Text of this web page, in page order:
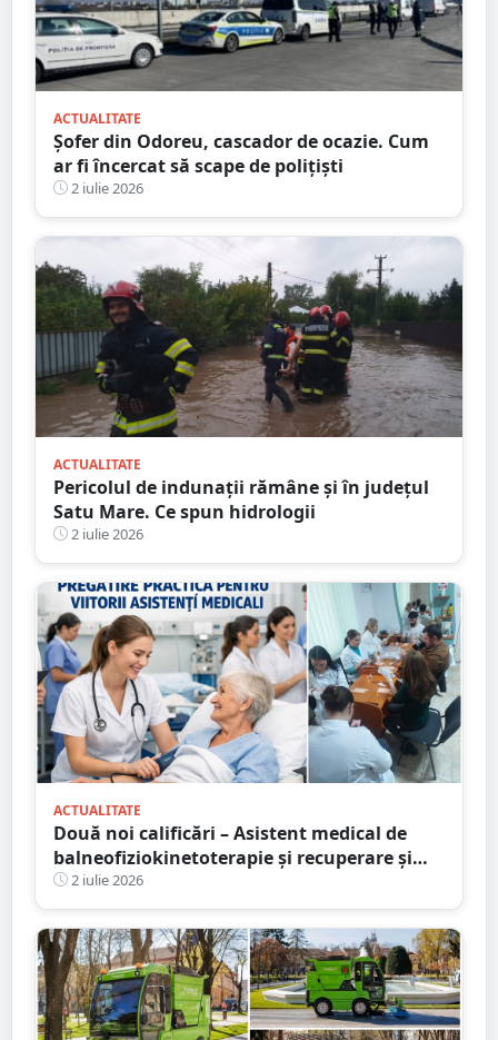
ACTUALITATE
Șofer din Odoreu, cascador de ocazie. Cum
ar fi încercat să scape de polițiști
2 iulie 2026
ACTUALITATE
Pericolul de indunații rămâne și în județul
Satu Mare. Ce spun hidrologii
2 iulie 2026
ACTUALITATE
Două noi calificări – Asistent medical de
balneofiziokinetoterapie și recuperare și
Asistent medical de radiologie – la Școala
Postliceală „Henri Coandă” Satu Mare. Au
început înscrierile!
2 iulie 2026